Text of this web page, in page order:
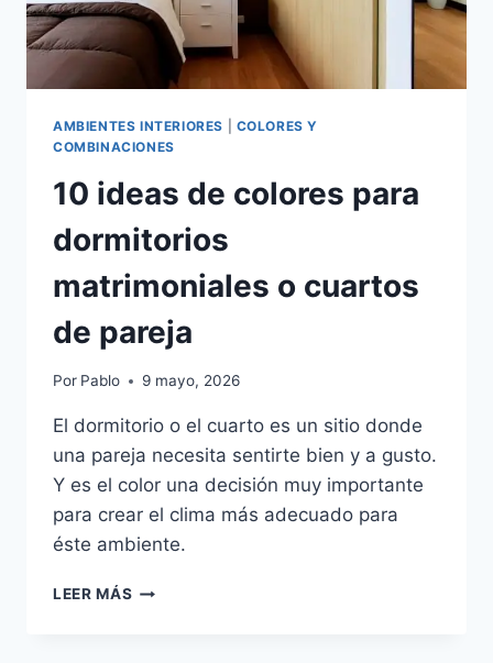
AMBIENTES INTERIORES
COLORES Y
COMBINACIONES
10 ideas de colores para
dormitorios
matrimoniales o cuartos
de pareja
Por Pablo 9 mayo, 2026
El dormitorio o el cuarto es un sitio donde
una pareja necesita sentirte bien y a gusto.
Y es el color una decisión muy importante
para crear el clima más adecuado para
éste ambiente.
LEER MÁS 10